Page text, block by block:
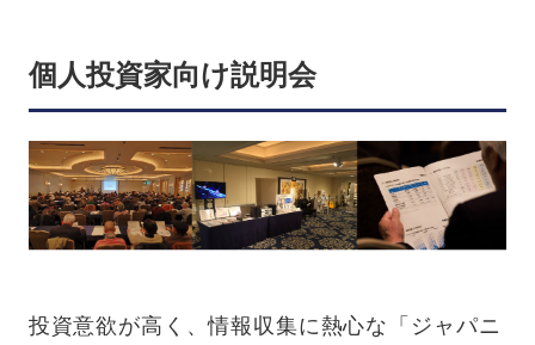
個人投資家向け説明会
投資意欲が高く、情報収集に熱心な「ジャパニ